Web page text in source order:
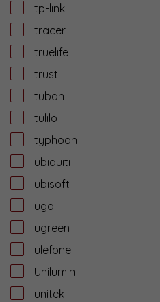
tp-link
tracer
truelife
trust
tuban
tulilo
typhoon
ubiquiti
ubisoft
ugo
ugreen
ulefone
Unilumin
unitek